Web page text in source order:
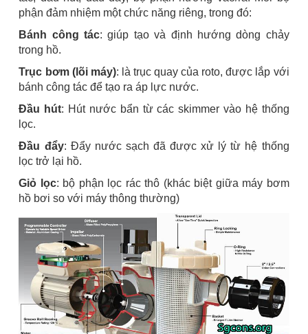
phận đảm nhiệm một chức năng riêng, trong đó:
Bánh công tác: giúp tạo và định hướng dòng chảy
trong hồ.
Trục bơm (lõi máy): là trục quay của roto, được lắp với
bánh công tác để tạo ra áp lực nước.
Đầu hút: Hút nước bẩn từ các skimmer vào hệ thống
lọc.
Đầu đẩy: Đẩy nước sạch đã được xử lý từ hệ thống
lọc trở lại hồ.
Giỏ lọc: bộ phận lọc rác thô (khác biệt giữa máy bơm
hồ bơi so với máy thông thường)